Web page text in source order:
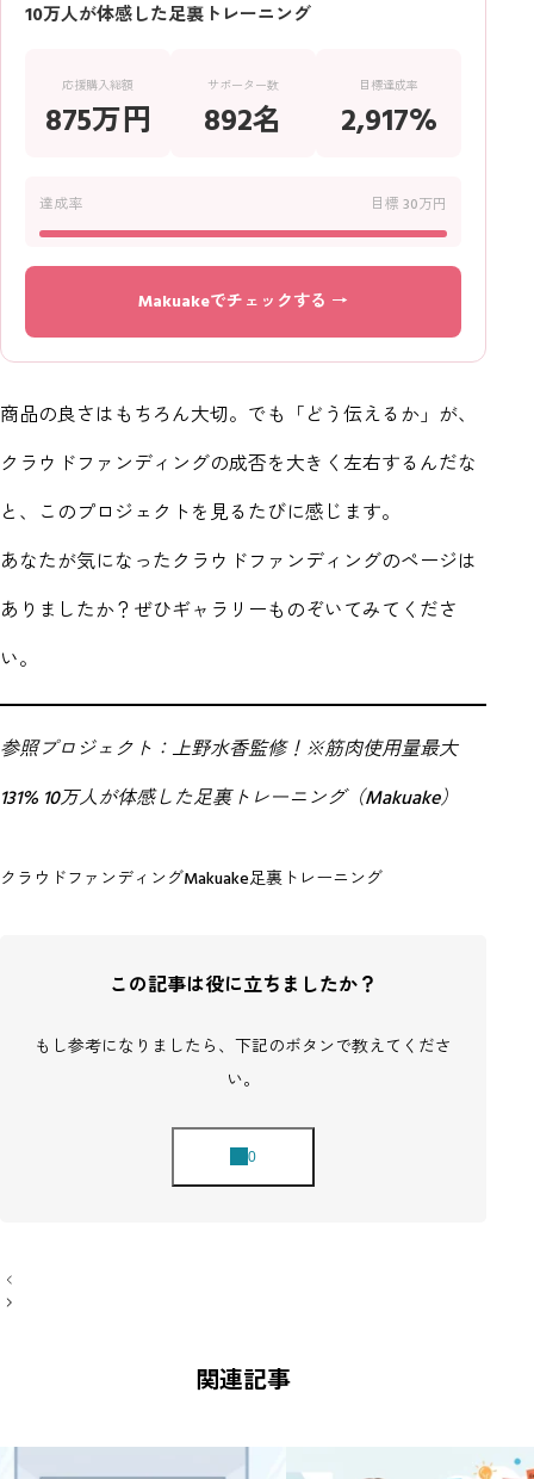
10万人が体感した足裏トレーニング
応援購入総額
875万円
サポーター数
892名
目標達成率
2,917%
達成率 目標 30万円
Makuakeでチェックする →
商品の良さはもちろん大切。でも「どう伝えるか」が、
クラウドファンディングの成否を大きく左右するんだな
と、このプロジェクトを見るたびに感じます。
あなたが気になったクラウドファンディングのページは
ありましたか？ぜひギャラリーものぞいてみてくださ
い。
参照プロジェクト： 上野水香監修！※筋肉使用量最大
131% 10万人が体感した足裏トレーニング（Makuake）
クラウドファンディングMakuake足裏トレーニング
この記事は役に立ちましたか？
もし参考になりましたら、下記のボタンで教えてくださ
い。
投
稿
ナ
関連記事